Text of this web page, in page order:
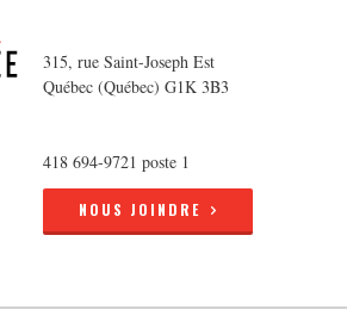
315, rue Saint-Joseph Est
Québec (Québec) G1K 3B3
418 694-9721 poste 1
NOUS JOINDRE